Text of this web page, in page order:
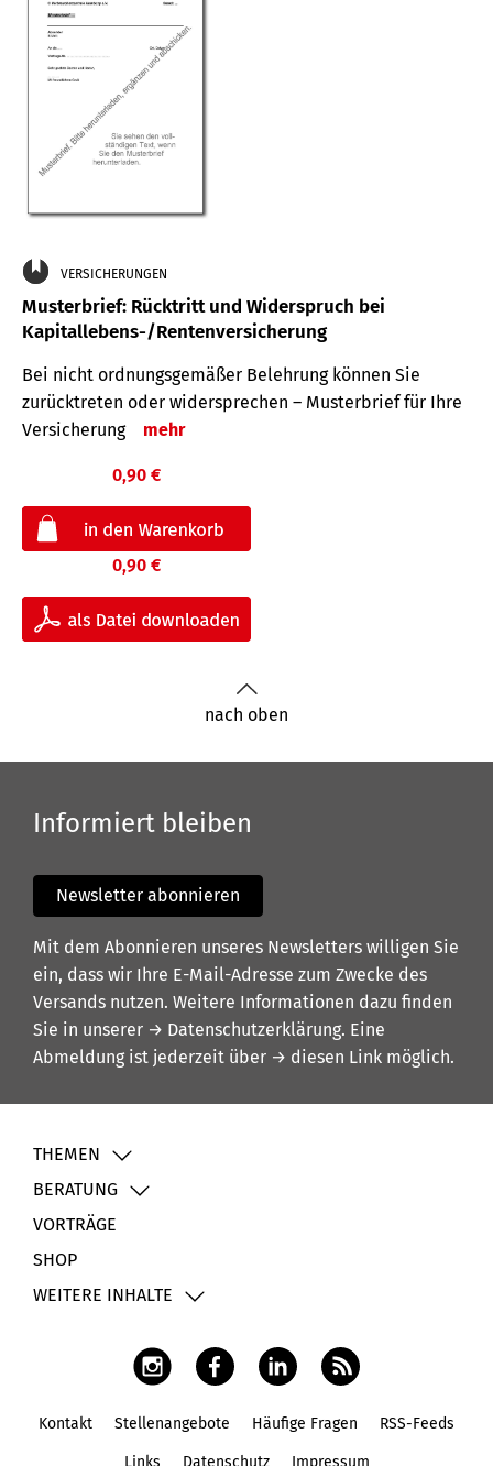
VERSICHERUNGEN
Musterbrief: Rücktritt und Widerspruch bei
Kapitallebens-/Rentenversicherung
Bei nicht ordnungsgemäßer Belehrung können Sie
zurücktreten oder widersprechen – Musterbrief für Ihre
Versicherung
mehr
0,90 €
0,90 €
nach oben
Informiert bleiben
Newsletter abonnieren
Mit dem Abonnieren unseres Newsletters willigen Sie
ein, dass wir Ihre E-Mail-Adresse zum Zwecke des
Versands nutzen. Weitere Informationen dazu finden
Sie in unserer → Datenschutzerklärung. Eine
Abmeldung ist jederzeit über → diesen Link möglich.
THEMEN
BERATUNG
VORTRÄGE
SHOP
WEITERE INHALTE
Kontakt Stellenangebote Häufige Fragen RSS-Feeds